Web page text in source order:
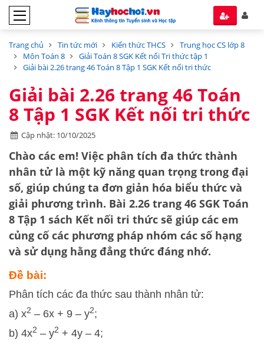
Trang chủ Tin tức mới Kiến thức THCS
Trung học CS lớp 8
Môn Toán 8
Giải Toán 8 SGK Kết nối Tri thức tập 1
Giải bài 2.26 trang 46 Toán 8 Tập 1 SGK Kết nối tri thức
Giải bài 2.26 trang 46 Toán
8 Tập 1 SGK Kết nối tri thức
Cập nhật: 10/10/2025
Chào các em! Việc phân tích đa thức thành
nhân tử là một kỹ năng quan trọng trong đại
số, giúp chúng ta đơn giản hóa biểu thức và
giải phương trình. Bài 2.26 trang 46 SGK Toán
8 Tập 1 sách Kết nối tri thức sẽ giúp các em
củng cố các phương pháp nhóm các số hạng
và sử dụng hằng đẳng thức đáng nhớ.
Đề bài:
Phân tích các đa thức sau thành nhân tử:
a) x2 – 6x + 9 – y2;
b) 4x2 – y2 + 4y – 4;